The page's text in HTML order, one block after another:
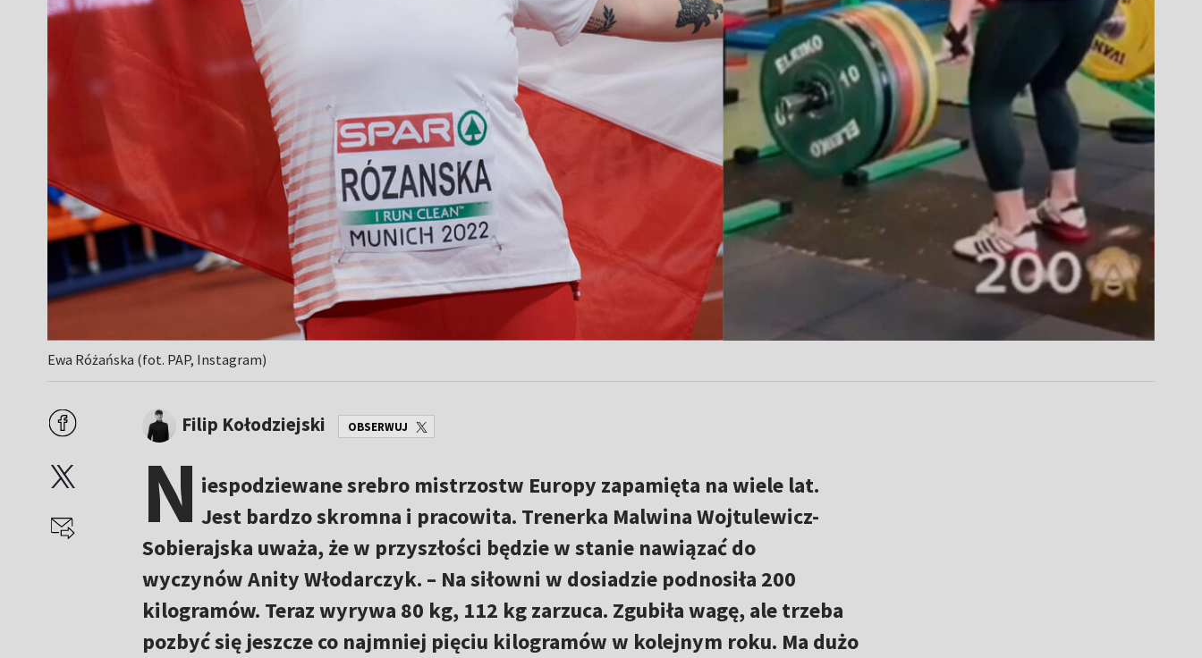
Ewa Różańska (fot. PAP, Instagram)
Filip Kołodziejski OBSERWUJ
N iespodziewane srebro mistrzostw Europy zapamięta na wiele lat.
Jest bardzo skromna i pracowita. Trenerka Malwina Wojtulewicz-
Sobierajska uważa, że w przyszłości będzie w stanie nawiązać do
wyczynów Anity Włodarczyk. – Na siłowni w dosiadzie podnosiła 200
kilogramów. Teraz wyrywa 80 kg, 112 kg zarzuca. Zgubiła wagę, ale trzeba
pozbyć się jeszcze co najmniej pięciu kilogramów w kolejnym roku. Ma dużo